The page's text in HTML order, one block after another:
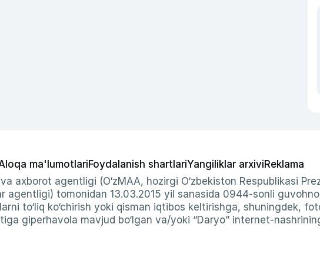
ma'lumotlariFoydalanish shartlariYangiliklar arxiviReklama
axborot agentligi (O‘zMAA, hozirgi O‘zbekiston Respublikasi
agentligi) tomonidan 13.03.2015 yil sanasida 0944-sonli
to‘liq ko‘chirish yoki qisman iqtibos keltirishga, shuningdek,
giperhavola mavjud bo‘lgan va/yoki “Daryo” internet-